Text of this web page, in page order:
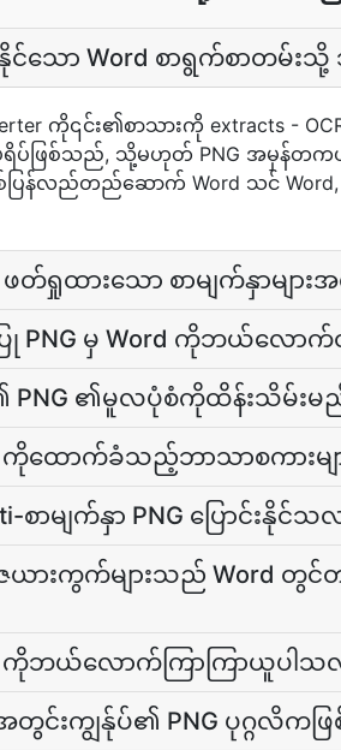
င်သော Word စာရွက်စာတမ်း
ကို၎င်း၏စာသားကို extracts -
ရိပ်ဖြစ်သည်, သို့မဟုတ် PNG အမှန်တ
ပြန်လည်တည်ဆောက် Word သင် Word,
ဖတ်ရှုထားသော စာမျက်နှာမျာ
PNG မှ Word ကိုဘယ်လော
PNG ၏မူလပုံစံကိုထိန်းသိမ်းမ
ကိုထောက်ခံသည့်ဘာသာစကားမျ
စာမျက်နှာ PNG ပြောင်းနိုင်သ
ယားကွက်များသည် Word တွင်
ကိုဘယ်လောက်ကြာကြာယူပါ
အတွင်းကျွန်ုပ်၏ PNG ပုဂ္ဂလိကဖ